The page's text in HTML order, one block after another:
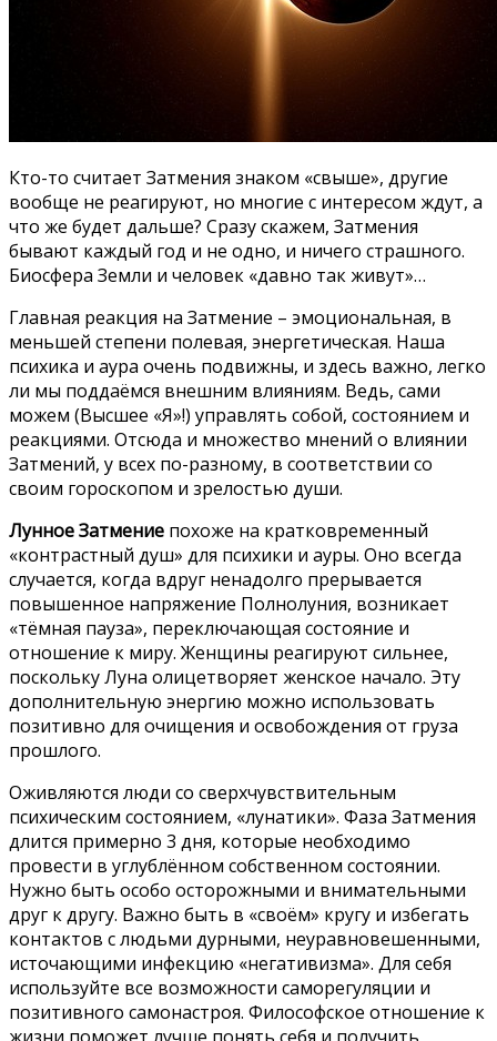
Кто-то считает Затмения знаком «свыше», другие
вообще не реагируют, но многие с интересом ждут, а
что же будет дальше? Сразу скажем, Затмения
бывают каждый год и не одно, и ничего страшного.
Биосфера Земли и человек «давно так живут»…
Главная реакция на Затмение – эмоциональная, в
меньшей степени полевая, энергетическая. Наша
психика и аура очень подвижны, и здесь важно, легко
ли мы поддаёмся внешним влияниям. Ведь, сами
можем (Высшее «Я»!) управлять собой, состоянием и
реакциями. Отсюда и множество мнений о влиянии
Затмений, у всех по-разному, в соответствии со
своим гороскопом и зрелостью души.
Лунное Затмение похоже на кратковременный
«контрастный душ» для психики и ауры. Оно всегда
случается, когда вдруг ненадолго прерывается
повышенное напряжение Полнолуния, возникает
«тёмная пауза», переключающая состояние и
отношение к миру. Женщины реагируют сильнее,
поскольку Луна олицетворяет женское начало. Эту
дополнительную энергию можно использовать
позитивно для очищения и освобождения от груза
прошлого.
Оживляются люди со сверхчувствительным
психическим состоянием, «лунатики». Фаза Затмения
длится примерно 3 дня, которые необходимо
провести в углублённом собственном состоянии.
Нужно быть особо осторожными и внимательными
друг к другу. Важно быть в «своём» кругу и избегать
контактов с людьми дурными, неуравновешенными,
источающими инфекцию «негативизма». Для себя
используйте все возможности саморегуляции и
позитивного самонастроя. Философское отношение к